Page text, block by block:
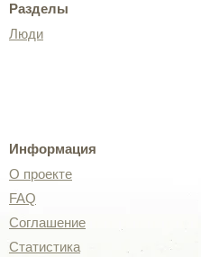
Разделы
Люди
Информация
О проекте
FAQ
Соглашение
Статистика